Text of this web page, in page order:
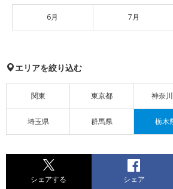
6月 7月
エリアを絞り込む
関東 東京都 神奈
埼玉県 群馬県 栃木
シェアする シェア